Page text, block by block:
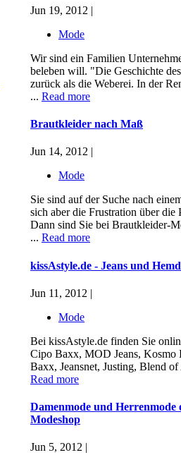
Jun 19, 2012 |
Mode
Wir sind ein Familien
beleben will. "Die Geschichte
zurück als die Weberei. In der
... Read more
Brautkleider nach Maß
Jun 14, 2012 |
Mode
Sie sind auf der Suche nach
sich aber die Frustration über die
Dann sind Sie bei Brautkleider-
... Read more
kissAstyle.de - Jeans und
Jun 11, 2012 |
Mode
Bei kissAstyle.de finden Sie
Cipo Baxx, MOD Jeans, Kosmo
Baxx, Jeansnet, Justing, Blend
Read more
Damenmode und Herrenmode
Modeshop
Jun 5, 2012 |